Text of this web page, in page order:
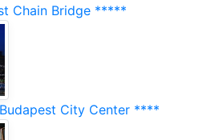
Chain Bridge *****
City Center ****